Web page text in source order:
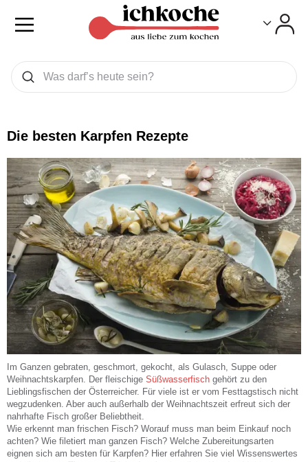
Was wollen Sie suchen
Suchen
Die besten Karpfen Rezepte
Im Ganzen gebraten, geschmort, gekocht, als Gulasch, Suppe oder
Weihnachtskarpfen. Der fleischige Süßwasserfisch gehört zu den
Lieblingsfischen der Österreicher. Für viele ist er vom Festtagstisch nicht
wegzudenken. Aber auch außerhalb der Weihnachtszeit erfreut sich der
nahrhafte Fisch großer Beliebtheit.
Wie erkennt man frischen Fisch? Worauf muss man beim Einkauf noch
achten? Wie filetiert man ganzen Fisch? Welche Zubereitungsarten
eignen sich am besten für Karpfen? Hier erfahren Sie viel Wissenswertes